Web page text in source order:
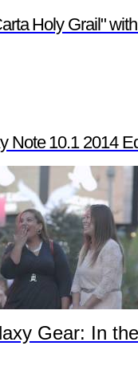
Holy Grail"
Note 10.1 2014
Gear: In